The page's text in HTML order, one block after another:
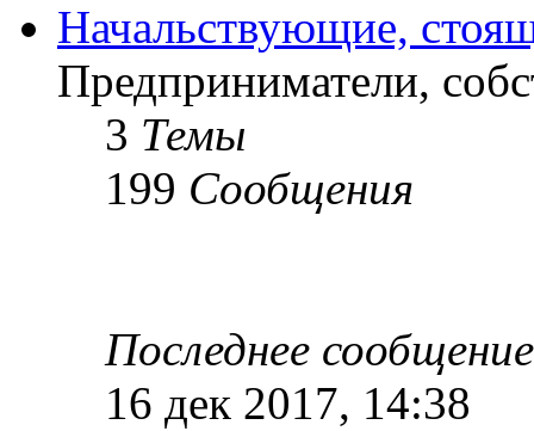
Начальствующие,
Предприниматели,
3 Темы
199 Сообщения
Последнее сообщение
16 дек 2017, 14:38